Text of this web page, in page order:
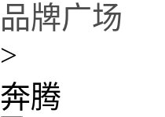
品牌广场
>
奔腾